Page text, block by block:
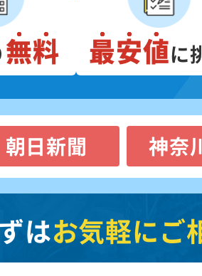
無料 最安値に
朝日新聞 神奈
はお気軽にご